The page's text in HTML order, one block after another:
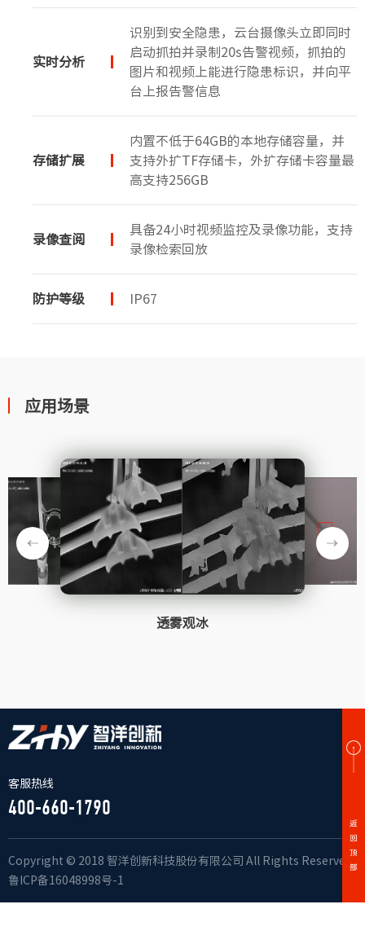
实时分析
识别到安全隐患，云台摄像头立即同时
启动抓拍并录制20s告警视频，抓拍的
图片和视频上能进行隐患标识，并向平
台上报告警信息
存储扩展
内置不低于64GB的本地存储容量，并
支持外扩TF存储卡，外扩存储卡容量最
高支持256GB
录像查阅
具备24小时视频监控及录像功能，支持
录像检索回放
防护等级 IP67
应用场景
透雾观冰
客服热线
400-660-1790
Copyright © 2018 智洋创新科技股份有限公司 All Rights Reserved.
鲁ICP备16048998号-1